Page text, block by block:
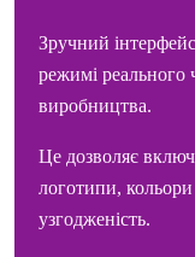
Зручний
режимі
виробництва.
Це дозволяє
логотипи,
узгодженість.